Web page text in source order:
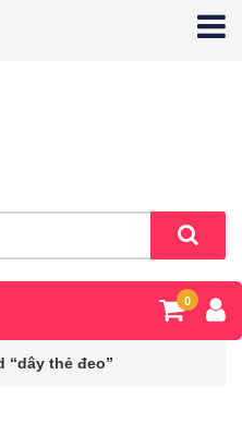
0
“dây thẻ đeo”